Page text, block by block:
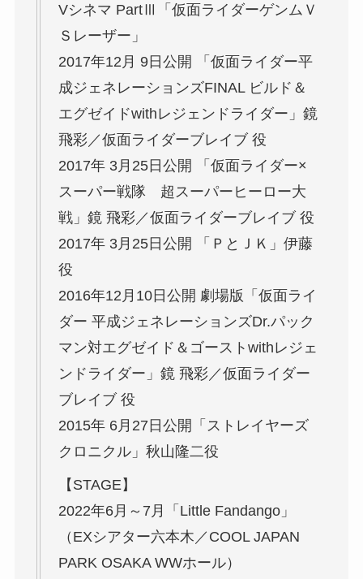
Vシネマ PartⅢ「仮面ライダーゲンムＶ
Ｓレーザー」
2017年12月 9日公開 「仮面ライダー平
成ジェネレーションズFINAL ビルド＆
エグゼイドwithレジェンドライダー」鏡
飛彩／仮面ライダーブレイブ 役
2017年 3月25日公開 「仮面ライダー×
スーパー戦隊 超スーパーヒーロー大
戦」鏡 飛彩／仮面ライダーブレイブ 役
2017年 3月25日公開 「ＰとＪＫ」伊藤
役
2016年12月10日公開 劇場版「仮面ライ
ダー 平成ジェネレーションズDr.パック
マン対エグゼイド＆ゴーストwithレジェ
ンドライダー」鏡 飛彩／仮面ライダー
ブレイブ 役
2015年 6月27日公開「ストレイヤーズ
クロニクル」秋山隆二役
【STAGE】
2022年6月～7月「Little Fandango」
（EXシアター六本木／COOL JAPAN
PARK OSAKA WWホール）